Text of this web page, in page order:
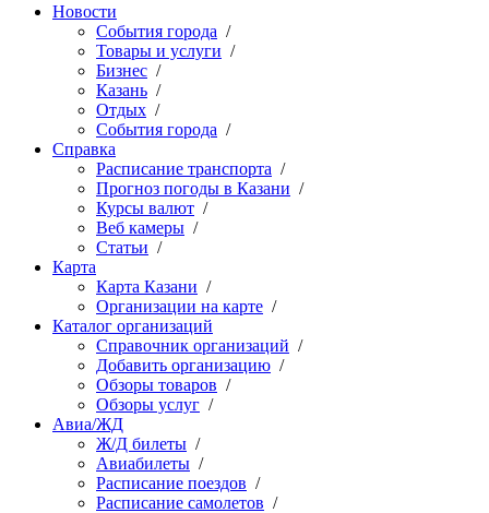
Новости
События города /
Товары и услуги /
Бизнес /
Казань /
Отдых /
События города /
Справка
Расписание транспорта /
Прогноз погоды в Казани /
Курсы валют /
Веб камеры /
Статьи /
Карта
Карта Казани /
Организации на карте /
Каталог организаций
Справочник организаций /
Добавить организацию /
Обзоры товаров /
Обзоры услуг /
Авиа/ЖД
Ж/Д билеты /
Авиабилеты /
Расписание поездов /
Расписание самолетов /